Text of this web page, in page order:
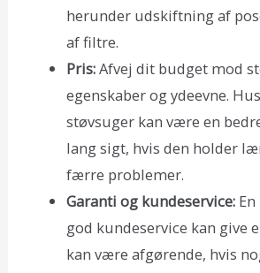
herunder udskiftning af
af filtre.
Pris:Afvej dit budget mod
egenskaber og ydeevne.
støvsuger kan være en
lang sigt, hvis den holder
færre problemer.
Garanti og kundeservice:En
god kundeservice kan give
kan være afgørende, hvis